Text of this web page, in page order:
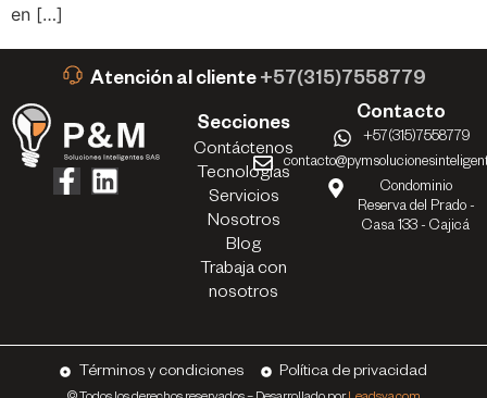
en […]
Atención al cliente +57(315)7558779
Secciones
Contáctenos
Tecnologías
Servicios
Nosotros
Blog
Trabaja con
nosotros
Contacto
+57(315)7558779
Condominio
Reserva del Prado -
Casa 133 - Cajicá
Términos y condiciones Política de privacidad